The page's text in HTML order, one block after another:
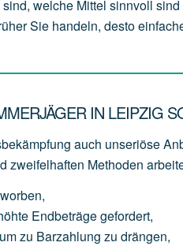
welche Mittel sinnvoll
Sie handeln, desto
IN LEIPZIG
auch unseriöse
zweifelhaften Methoden
Endbeträgegefordert,
umzu Barzahlung zu drängen,